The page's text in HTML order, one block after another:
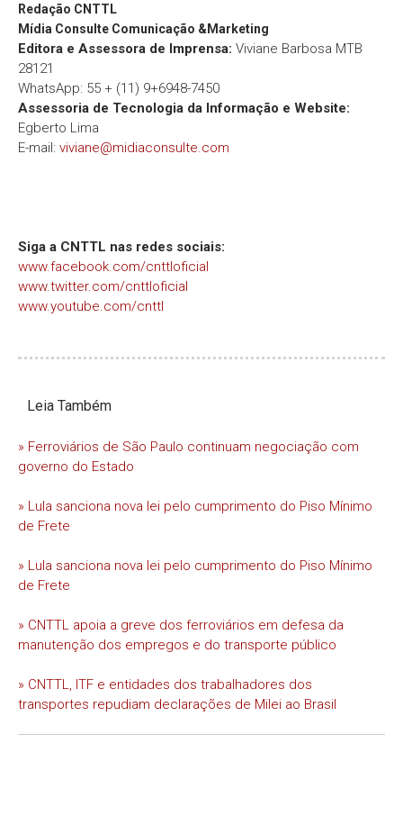
Redação CNTTL
Mídia Consulte Comunicação &Marketing
Editora e Assessora de Imprensa: Viviane Barbosa MTB
28121
WhatsApp: 55 + (11) 9+6948-7450
Assessoria de Tecnologia da Informação e Website:
Egberto Lima
E-mail: viviane@midiaconsulte.com
Siga a CNTTL nas redes sociais:
www.facebook.com/cnttloficial
www.twitter.com/cnttloficial
www.youtube.com/cnttl
Leia Também
» Ferroviários de São Paulo continuam negociação com
governo do Estado
» Lula sanciona nova lei pelo cumprimento do Piso Mínimo
de Frete
» Lula sanciona nova lei pelo cumprimento do Piso Mínimo
de Frete
» CNTTL apoia a greve dos ferroviários em defesa da
manutenção dos empregos e do transporte público
» CNTTL, ITF e entidades dos trabalhadores dos
transportes repudiam declarações de Milei ao Brasil